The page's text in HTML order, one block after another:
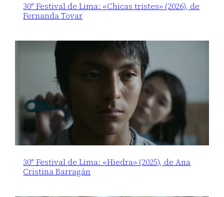
30° Festival de Lima: «Chicas tristes» (2026), de
Fernanda Tovar
30° Festival de Lima: «Hiedra» (2025), de Ana
Cristina Barragán